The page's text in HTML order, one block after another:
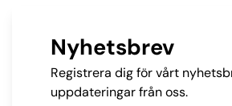
Nyhetsbrev
Registrera dig för vårt
uppdateringar från oss.